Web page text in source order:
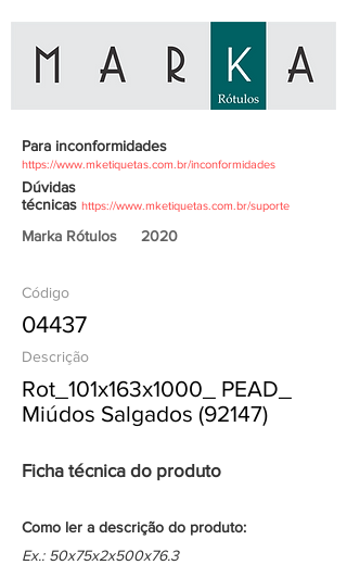
Para inconformidades
https://www.mketiquetas.com.br/inconformidades
Dúvidas
técnicas https://www.mketiquetas.com.br/suporte
Marka Rótulos 2020
Código
04437
Descrição
Rot_101x163x1000_ PEAD_
Miúdos Salgados (92147)
Ficha técnica do produto
Como ler a descrição do produto:
Ex.: 50x75x2x500x76.3